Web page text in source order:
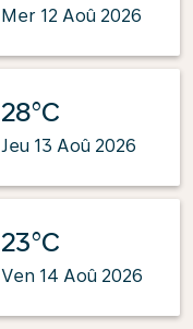
Mer 12 Aoû 2026
28°C
Jeu 13 Aoû 2026
23°C
Ven 14 Aoû 2026